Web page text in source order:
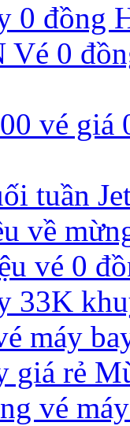
0 đồng
0
vé
tuần
về
vé 0
33K
máy
giá rẻ
vé